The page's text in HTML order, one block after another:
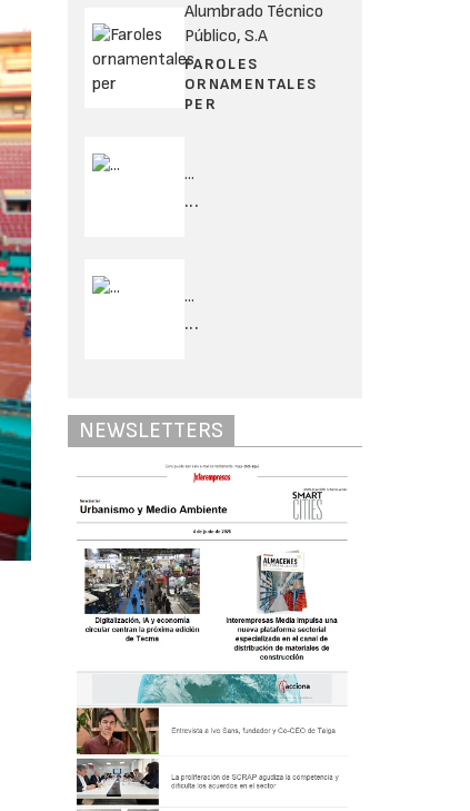
Alumbrado Técnico
Público, S.A
FAROLES
ORNAMENTALES
PER
...
...
...
...
NEWSLETTERS